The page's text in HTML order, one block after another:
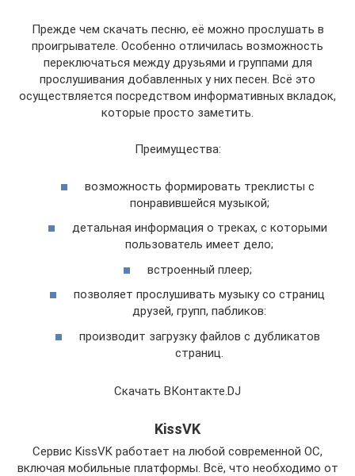
Прежде чем скачать песню, её можно прослушать в
проигрывателе. Особенно отличилась возможность
переключаться между друзьями и группами для
прослушивания добавленных у них песен. Всё это
осуществляется посредством информативных вкладок,
которые просто заметить.
Преимущества:
возможность формировать треклисты с
понравившейся музыкой;
детальная информация о треках, с которыми
пользователь имеет дело;
встроенный плеер;
позволяет прослушивать музыку со страниц
друзей, групп, пабликов:
производит загрузку файлов с дубликатов
страниц.
Скачать ВКонтакте.DJ
KissVK
Сервис KissVK работает на любой современной ОС,
включая мобильные платформы. Всё, что необходимо от